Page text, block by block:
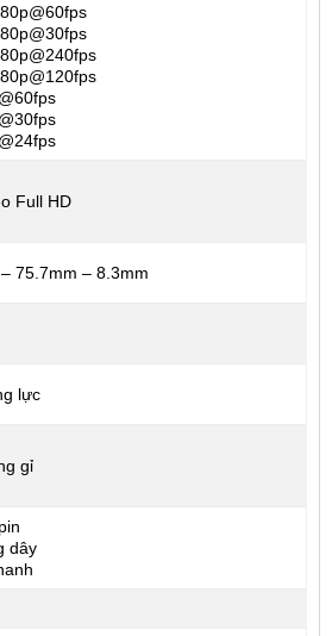
Full HD
75.7mm – 8.3mm
lực
gỉ
dây